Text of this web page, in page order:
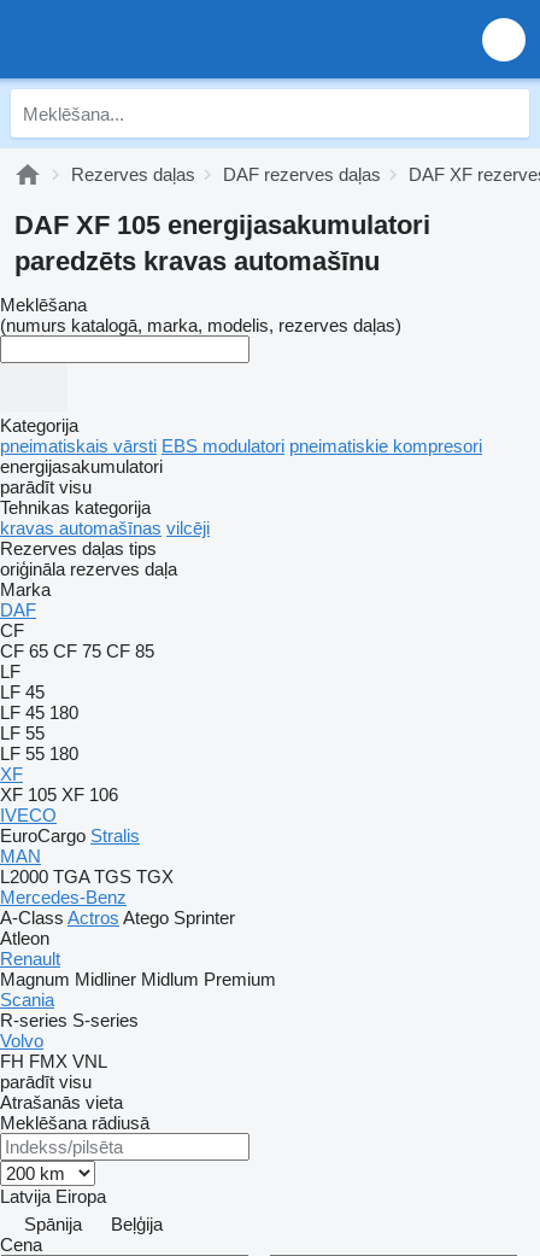
Rezerves daļas DAF rezerves daļas DAF XF
DAF XF 105 energijasakumulatori
paredzēts kravas automašīnu
Meklēšana
(numurs katalogā, marka, modelis, rezerves daļas)
Kategorija
pneimatiskais vārsti EBS modulatori pneimatiskie kompresori
energijasakumulatori
parādīt visu
Tehnikas kategorija
kravas automašīnas vilcēji
Rezerves daļas tips
oriģināla rezerves daļa
Marka
DAF
CF
CF 65 CF 75 CF 85
LF
LF 45
LF 45 180
LF 55
LF 55 180
XF
XF 105 XF 106
IVECO
EuroCargo Stralis
MAN
L2000 TGA TGS TGX
Mercedes-Benz
A-Class Actros Atego Sprinter
Atleon
Renault
Magnum Midliner Midlum Premium
Scania
R-series S-series
Volvo
FH FMX VNL
parādīt visu
Atrašanās vieta
Meklēšana rādiusā
Latvija Eiropa
Spānija
Beļģija
Cena